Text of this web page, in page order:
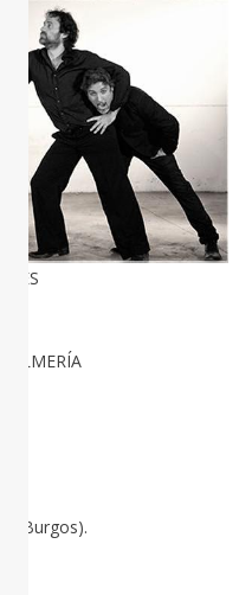
ALMERÍA
(Burgos).